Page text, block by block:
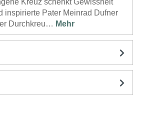
Kreuz schenkt Gewissheit
inspirierte Pater Meinrad Dufner
Durchkreu… Mehr